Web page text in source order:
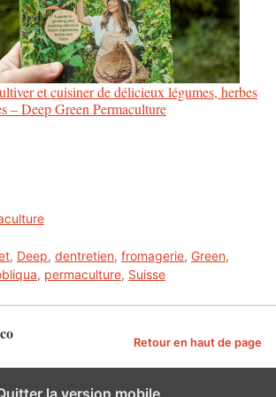
et cuisiner de délicieux légumes, herbes
– Deep Green Permaculture
, Deep, dentretien, fromagerie, Green,
, permaculture, Suisse
Retour en haut de page